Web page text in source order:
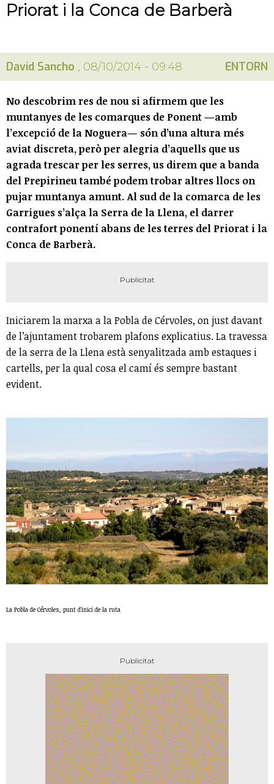
Priorat i la Conca de Barberà
David Sancho , 08/10/2014 - 09:48 ENTORN
No descobrim res de nou si afirmem que les
muntanyes de les comarques de Ponent —amb
l’excepció de la Noguera— són d’una altura més
aviat discreta, però per alegria d’aquells que us
agrada trescar per les serres, us direm que a banda
del Prepirineu també podem trobar altres llocs on
pujar muntanya amunt. Al sud de la comarca de les
Garrigues s’alça la Serra de la Llena, el darrer
contrafort ponentí abans de les terres del Priorat i la
Conca de Barberà.
Iniciarem la marxa a la Pobla de Cérvoles, on just davant
de l’ajuntament trobarem plafons explicatius. La travessa
de la serra de la Llena està senyalitzada amb estaques i
cartells, per la qual cosa el camí és sempre bastant
evident.
La Pobla de Cérvoles, punt d'inici de la ruta